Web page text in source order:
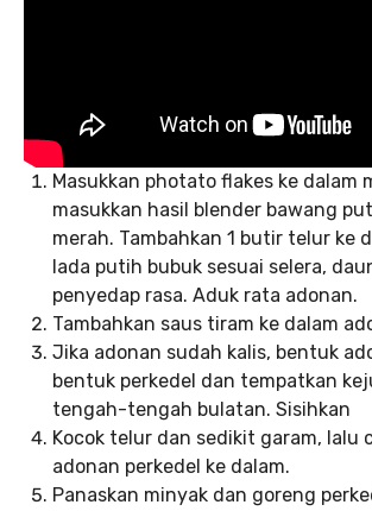
Masukkan photato flakes ke dalam
masukkan hasil blender bawang
merah. Tambahkan 1 butir telur ke
lada putih bubuk sesuai selera,
penyedap rasa. Aduk rata adonan.
Tambahkan saus tiram ke dalam
Jika adonan sudah kalis, bentuk
bentuk perkedel dan tempatkan
tengah-tengah bulatan. Sisihkan
Kocok telur dan sedikit garam, lalu
adonan perkedel ke dalam.
Panaskan minyak dan goreng